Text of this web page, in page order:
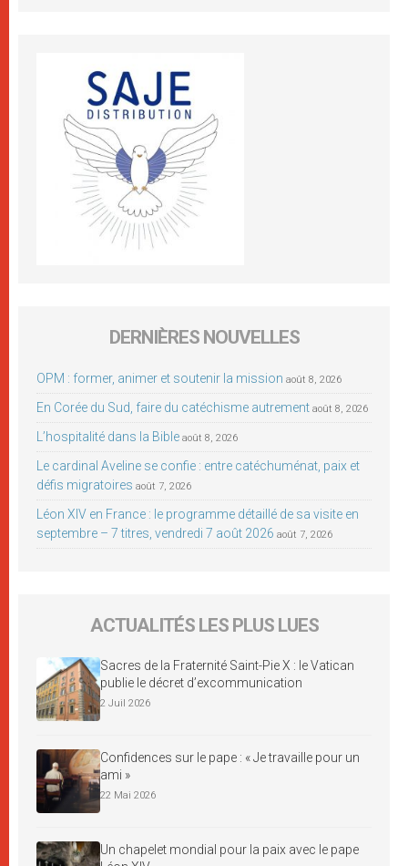
DERNIÈRES NOUVELLES
OPM : former, animer et soutenir la mission août 8, 2026
En Corée du Sud, faire du catéchisme autrement août 8, 2026
L’hospitalité dans la Bible août 8, 2026
Le cardinal Aveline se confie : entre catéchuménat, paix et
défis migratoires août 7, 2026
Léon XIV en France : le programme détaillé de sa visite en
septembre – 7 titres, vendredi 7 août 2026 août 7, 2026
ACTUALITÉS LES PLUS LUES
Sacres de la Fraternité Saint-Pie X : le Vatican
publie le décret d’excommunication
2 Juil 2026
Confidences sur le pape : « Je travaille pour un
ami »
22 Mai 2026
Un chapelet mondial pour la paix avec le pape